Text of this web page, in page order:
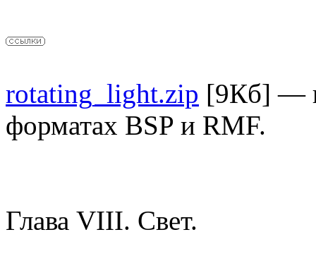
rotating_light.zip [9Кб] —
форматах BSP и RMF.
Глава VIII. Свет.